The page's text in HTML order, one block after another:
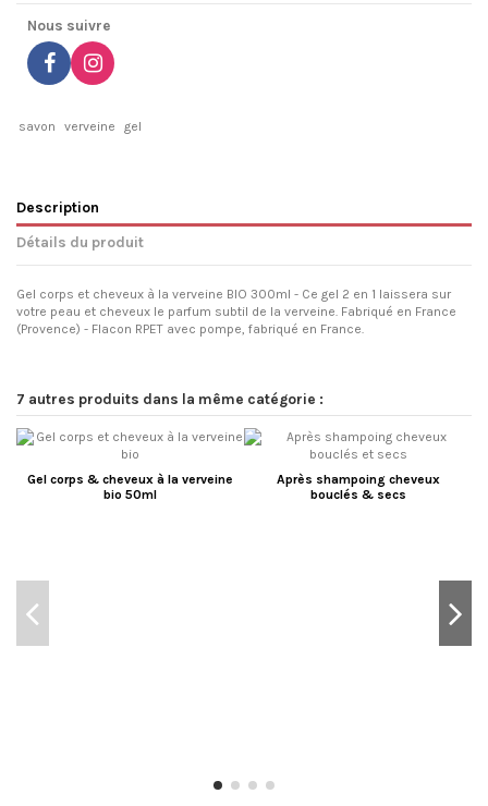
Nous suivre
savon verveine gel
Description
Détails du produit
Gel corps et cheveux à la verveine BIO 300ml - Ce gel 2 en 1 laissera sur
votre peau et cheveux le parfum subtil de la verveine. Fabriqué en France
(Provence) - Flacon RPET avec pompe, fabriqué en France.
7 autres produits dans la même catégorie :
Gel corps & cheveux à la verveine
bio 50ml
Après shampoing cheveux
bouclés & secs